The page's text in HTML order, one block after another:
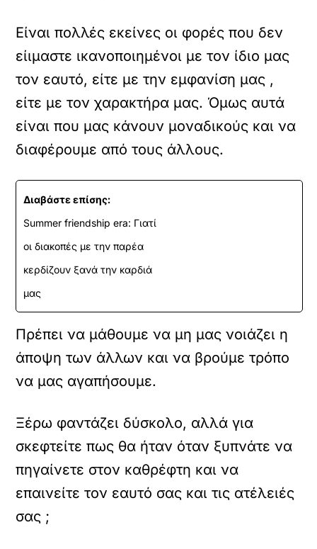
Είναι πολλές εκείνες οι φορές που δεν
είιμαστε ικανοποιημένοι με τον ίδιο μας
τον εαυτό, είτε με την εμφανίση μας ,
είτε με τον χαρακτήρα μας. Όμως αυτά
είναι που μας κάνουν μοναδικούς και να
διαφέρουμε από τους άλλους.
Διαβάστε επίσης:
Summer friendship era: Γιατί
οι διακοπές με την παρέα
κερδίζουν ξανά την καρδιά
μας
Πρέπει να μάθουμε να μη μας νοιάζει η
άποψη των άλλων και να βρούμε τρόπο
να μας αγαπήσουμε.
Ξέρω φαντάζει δύσκολο, αλλά για
σκεφτείτε πως θα ήταν όταν ξυπνάτε να
πηγαίνετε στον καθρέφτη και να
επαινείτε τον εαυτό σας και τις ατέλειές
σας ;